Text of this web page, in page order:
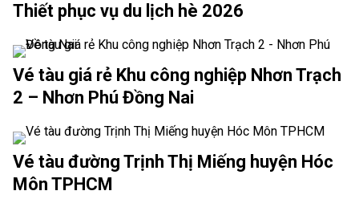
Thiết phục vụ du lịch hè 2026
Vé tàu giá rẻ Khu công nghiệp Nhơn Trạch
2 – Nhơn Phú Đồng Nai
Vé tàu đường Trịnh Thị Miếng huyện Hóc
Môn TPHCM